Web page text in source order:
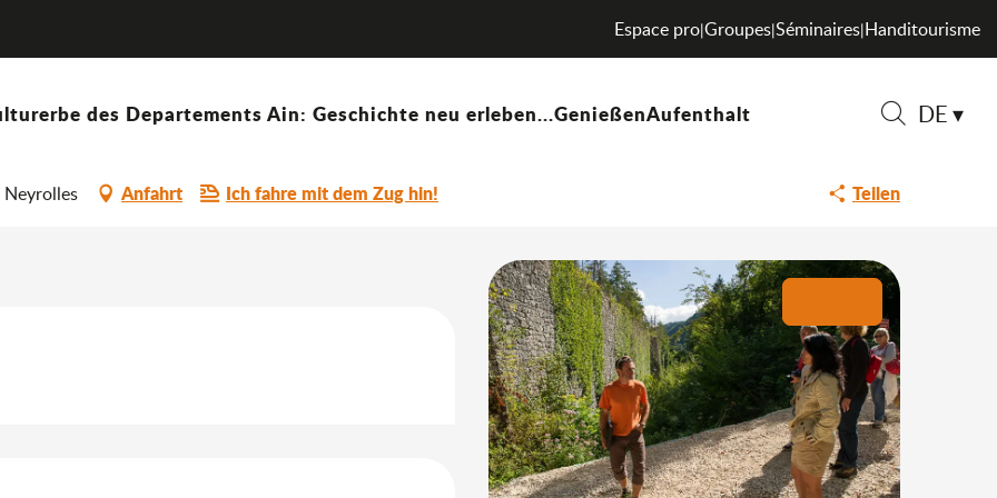
DE
Espace pro|Groupes|Séminaires|Handitourisme
des Departements Ain: Geschichte neu erleben...GenießenAufenthalt
august von 10:00 bis zu 11:30 / ...
de Sylans
Neyrolles Anfahrt Ich fahre mit dem Zug hin! Teilen